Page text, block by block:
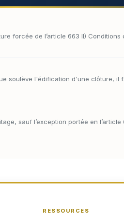
forcée de l’article 663 II)
soulève l'édification d'une clôture, il
sauf l’exception portée en l’article
RESSOURCES